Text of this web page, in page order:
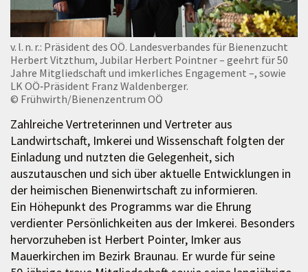
v. l. n. r.: Präsident des OÖ. Landesverbandes für Bienenzucht
Herbert Vitzthum, Jubilar Herbert Pointner – geehrt für 50
Jahre Mitgliedschaft und imkerliches Engagement –, sowie
LK OÖ‑Präsident Franz Waldenberger.
© Frühwirth/Bienenzentrum OÖ
Zahlreiche Vertreterinnen und Vertreter aus
Landwirtschaft, Imkerei und Wissenschaft folgten der
Einladung und nutzten die Gelegenheit, sich
auszutauschen und sich über aktuelle Entwicklungen in
der heimischen Bienenwirtschaft zu informieren.
Ein Höhepunkt des Programms war die Ehrung
verdienter Persönlichkeiten aus der Imkerei. Besonders
hervorzuheben ist Herbert Pointer, Imker aus
Mauerkirchen im Bezirk Braunau. Er wurde für seine